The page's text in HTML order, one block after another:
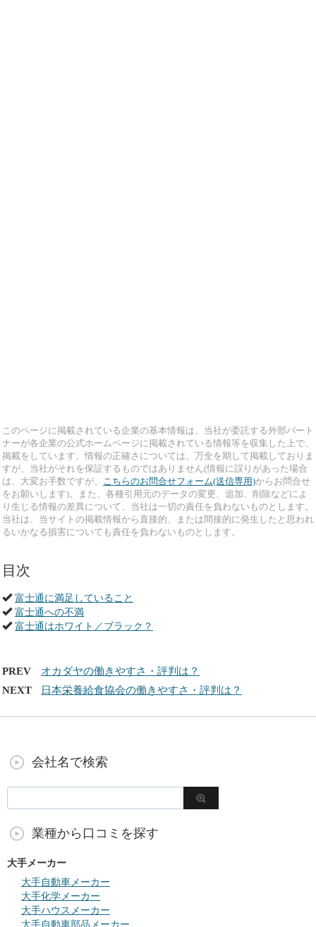
このページに掲載されている企業の基本情報は、当社が委託する外部パート
ナーが各企業の公式ホームページに掲載されている情報等を収集した上で、
掲載をしています。情報の正確さについては、万全を期して掲載しておりま
すが、当社がそれを保証するものではありません(情報に誤りがあった場合
は、大変お手数ですが、
こちらのお問合せフォーム(送信専用)からお問合せ
をお願いします)。また、各種引用元のデータの変更、追加、削除などによ
り生じる情報の差異について、当社は一切の責任を負わないものとします。
当社は、当サイトの掲載情報から直接的、または間接的に発生したと思われ
るいかなる損害についても責任を負わないものとします。
目次
富士通に満足していること
富士通への不満
富士通はホワイト／ブラック？
PREV
オカダヤの働きやすさ・評判は？
NEXT
日本栄養給食協会の働きやすさ・評判は？
会社名で検索
業種から口コミを探す
大手メーカー
大手自動車メーカー
大手化学メーカー
大手ハウスメーカー
大手自動車部品メーカー